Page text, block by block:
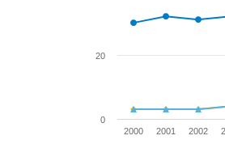
2000 2001 2002
0
20